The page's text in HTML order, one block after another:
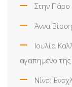
Στην
Άννα
Ιουλία
αγαπημένο
Νίνο: